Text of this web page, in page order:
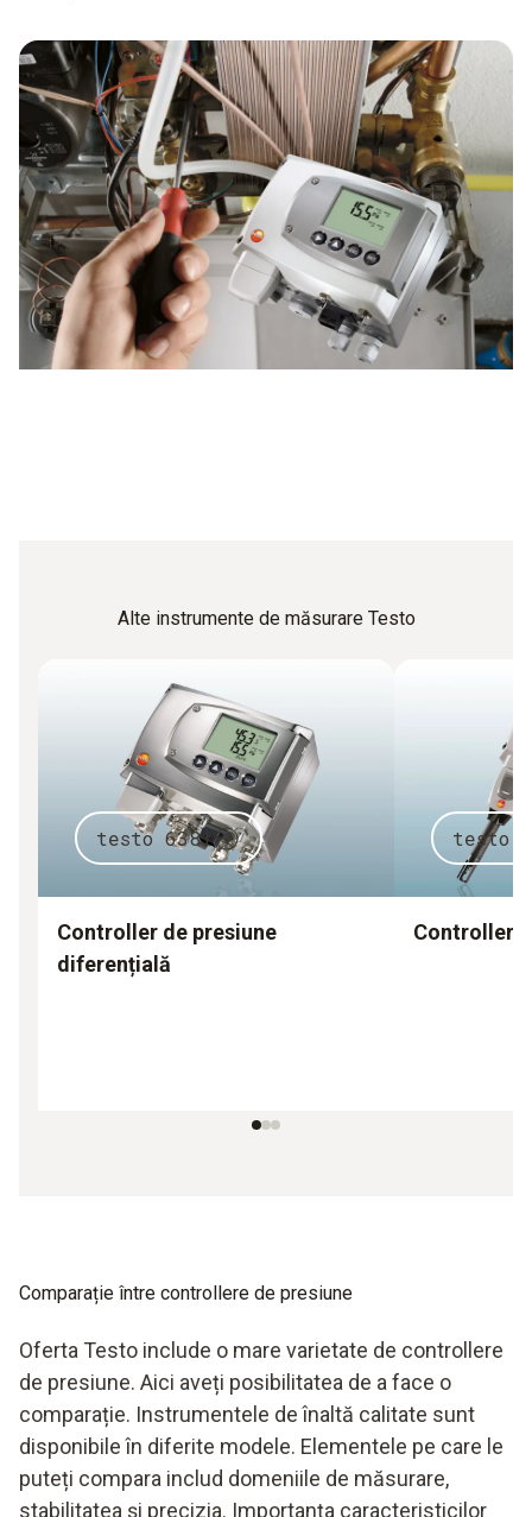
Alte instrumente de măsurare Testo
testo 6381
Controller de presiune
diferențială
testo
Comparație între controllere de presiune
Oferta Testo include o mare varietate de controllere
de presiune. Aici aveți posibilitatea de a face o
comparație. Instrumentele de înaltă calitate sunt
disponibile în diferite modele. Elementele pe care le
puteți compara includ domeniile de măsurare,
stabilitatea și precizia. Importanța caracteristicilor